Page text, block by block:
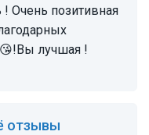
! Очень позитивная
лучшая !
отзывы